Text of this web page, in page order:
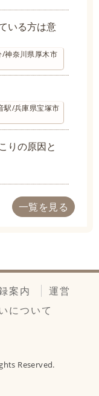
いる方は意
神奈川県厚木市
駅/兵庫県宝塚市
りの原因と
一覧を見る
案内
運営
について
Reserved.